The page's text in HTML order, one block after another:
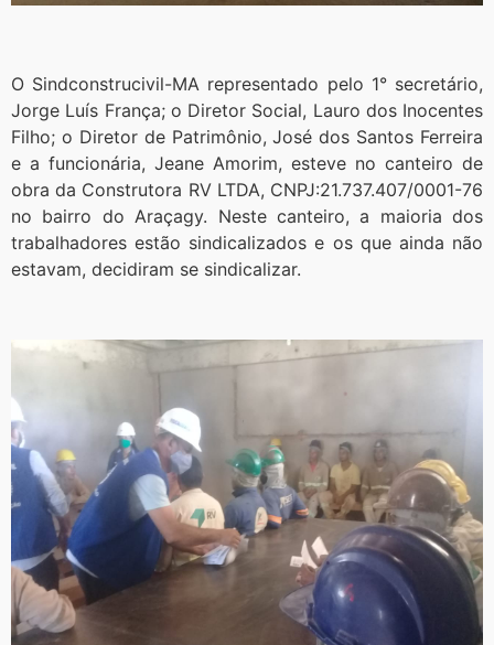
O Sindconstrucivil-MA representado pelo 1° secretário,
Jorge Luís França; o Diretor Social, Lauro dos Inocentes
Filho; o Diretor de Patrimônio, José dos Santos Ferreira
e a funcionária, Jeane Amorim, esteve no canteiro de
obra da Construtora RV LTDA, CNPJ:21.737.407/0001-76
no bairro do Araçagy. Neste canteiro, a maioria dos
trabalhadores estão sindicalizados e os que ainda não
estavam, decidiram se sindicalizar.